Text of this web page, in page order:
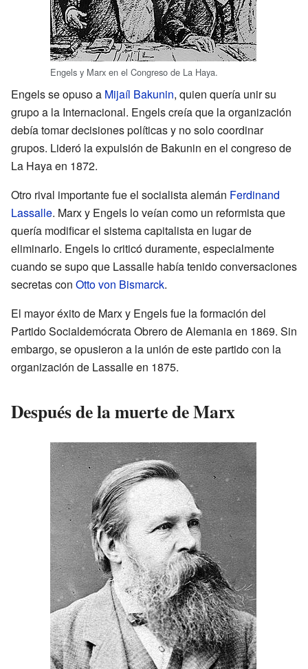
Engels y Marx en el Congreso de La Haya.
Engels se opuso a Mijaíl Bakunin, quien quería unir su
grupo a la Internacional. Engels creía que la organización
debía tomar decisiones políticas y no solo coordinar
grupos. Lideró la expulsión de Bakunin en el congreso de
La Haya en 1872.
Otro rival importante fue el socialista alemán Ferdinand
Lassalle. Marx y Engels lo veían como un reformista que
quería modificar el sistema capitalista en lugar de
eliminarlo. Engels lo criticó duramente, especialmente
cuando se supo que Lassalle había tenido conversaciones
secretas con Otto von Bismarck.
El mayor éxito de Marx y Engels fue la formación del
Partido Socialdemócrata Obrero de Alemania en 1869. Sin
embargo, se opusieron a la unión de este partido con la
organización de Lassalle en 1875.
Después de la muerte de Marx